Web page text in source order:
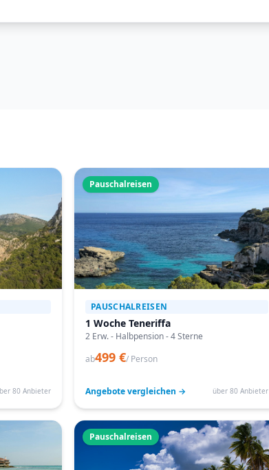
80 Anbieter
Pauschalreisen
PAUSCHALREISEN
1 Woche Teneriffa
2 Erw. - Halbpension - 4 Sterne
ab499 €/ Person
Angebote vergleichen → über 80 Anbieter
Pauschalreisen